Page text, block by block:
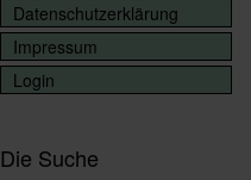
Datenschutzerklärung
Impressum
Login
Die Suche